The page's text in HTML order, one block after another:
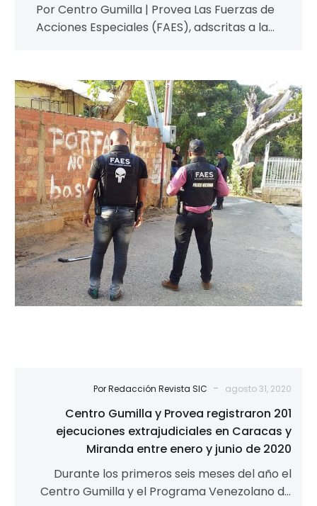
Por Centro Gumilla | Provea Las Fuerzas de
Acciones Especiales (FAES), adscritas a la
Centro
Gumilla
y
Provea
registraron
201
ejecuciones
extrajudiciales
en
Caracas
y
Miranda
entre
2020
Por Redacción Revista SIC - agosto 31, 2020
Centro Gumilla y Provea registraron 201
ejecuciones extrajudiciales en Caracas y
Miranda entre enero y junio de 2020
Durante los primeros seis meses del año el
Centro Gumilla y el Programa Venezolano de